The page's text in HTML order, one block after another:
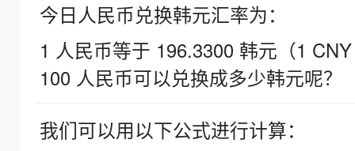
今日人民币兑换韩元汇率为：
1 人民币等于 196.3300 韩元（1
100 人民币可以兑换成多少韩元呢？
我们可以用以下公式进行计算：